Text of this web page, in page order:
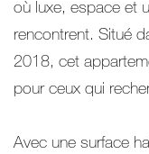
où luxe, espace et
rencontrent. Situé
2018, cet
pour ceux qui
Avec une surface